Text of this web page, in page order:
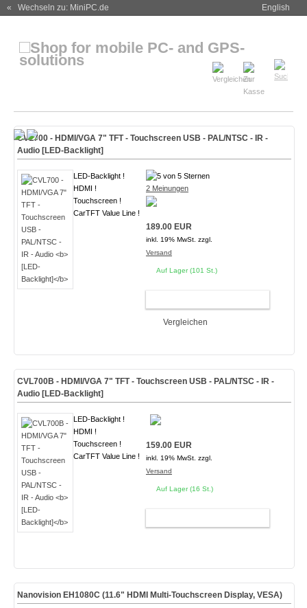
« Wechseln zu: MiniPC.de English
CVL700 - HDMI/VGA 7" TFT - Touchscreen USB - PAL/NTSC - IR -
Audio [LED-Backlight]
LED-Backlight !
HDMI !
Touchscreen !
CarTFT Value Line !
2 Meinungen
189.00 EUR
inkl. 19% MwSt. zzgl.
Versand
Auf Lager (101 St.)
Vergleichen
CVL700B - HDMI/VGA 7" TFT - Touchscreen USB - PAL/NTSC - IR -
Audio [LED-Backlight]
LED-Backlight !
HDMI !
Touchscreen !
CarTFT Value Line !
159.00 EUR
inkl. 19% MwSt. zzgl.
Versand
Auf Lager (16 St.)
Nanovision EH1080C (11.6" HDMI Multi-Touchscreen Display, VESA)